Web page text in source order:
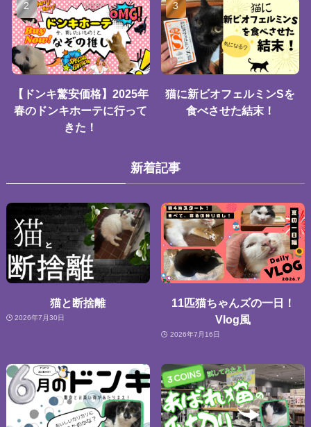
【ドンキ驚安価格】2025年
春のドンキホーテに行って
きた！
猫に新ビオフェルミンSを
食べさせた結末！
新着記事
猫と断捨離
2026年7月30日
11匹猫ちゃんズの一日！
Vlog風
2026年7月16日